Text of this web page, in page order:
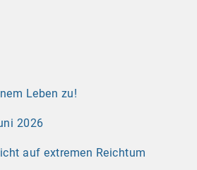
Leben zu!
2026
auf extremen Reichtum